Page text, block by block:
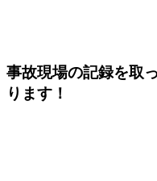
事故現場の記録を取
ります！